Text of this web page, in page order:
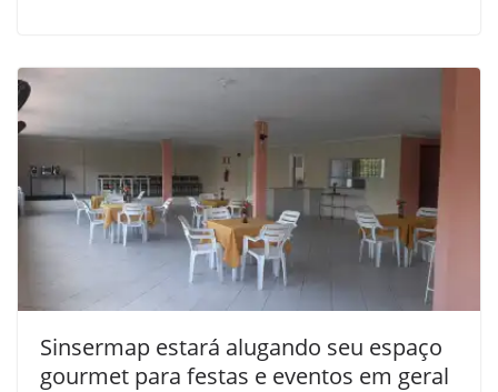
Sinsermap estará alugando seu espaço
gourmet para festas e eventos em geral